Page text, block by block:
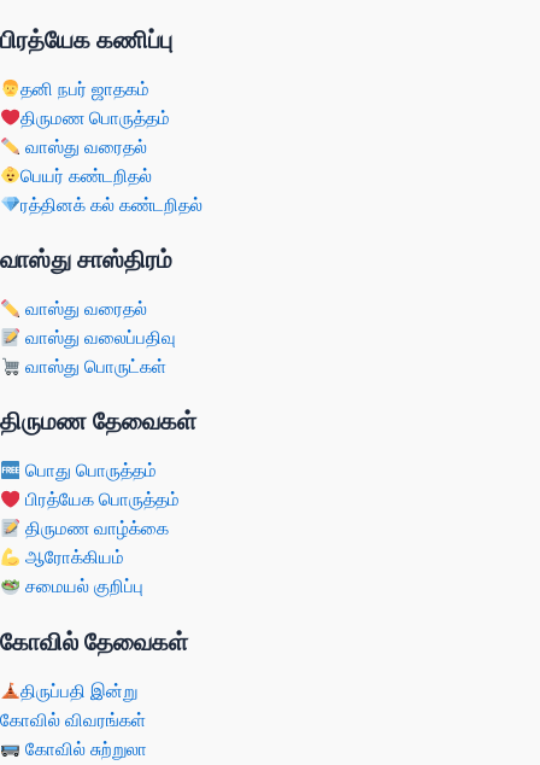
பிரத்யேக கணிப்பு
தனி நபர் ஜாதகம்
திருமண பொருத்தம்
வாஸ்து வரைதல்
பெயர் கண்டறிதல்
ரத்தினக் கல் கண்டறிதல்
வாஸ்து சாஸ்திரம்
வாஸ்து வரைதல்
வாஸ்து வலைப்பதிவு
வாஸ்து பொருட்கள்
திருமண தேவைகள்
பொது பொருத்தம்
பிரத்யேக பொருத்தம்
திருமண வாழ்க்கை
ஆரோக்கியம்
சமையல் குறிப்பு
கோவில் தேவைகள்
திருப்பதி இன்று
கோவில் விவரங்கள்
கோவில் சுற்றுலா